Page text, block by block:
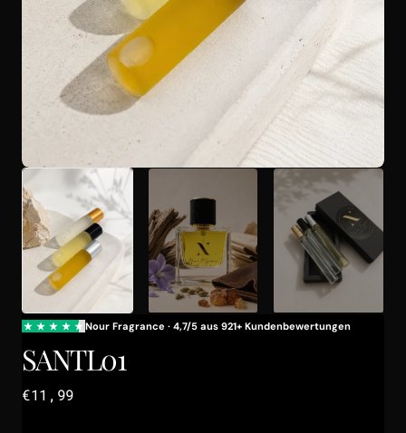
SANTL01
Regulärer
€11,99
Galerieansicht
öffnen